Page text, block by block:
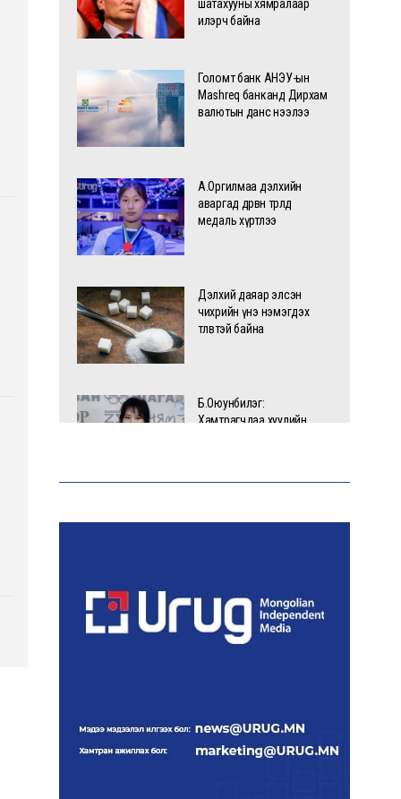
шатахууны хямралаар
илэрч байна
Голомт банк АНЭУ-ын
Mashreq банканд Дирхам
валютын данс нээлээ
А.Оргилмаа дэлхийн
аваргад дөрвөн төрөлд
медаль хүртлээ
Дэлхий даяар элсэн
чихрийн үнэ нэмэгдэх
төлөвтэй байна
Б.Оюунбилэг:
Хамтрагчдаа хуулийн
Д.Амарбаясгалан: Зах
Голомт банк АНЭУ-ын
Mashreq банканд Дирхам